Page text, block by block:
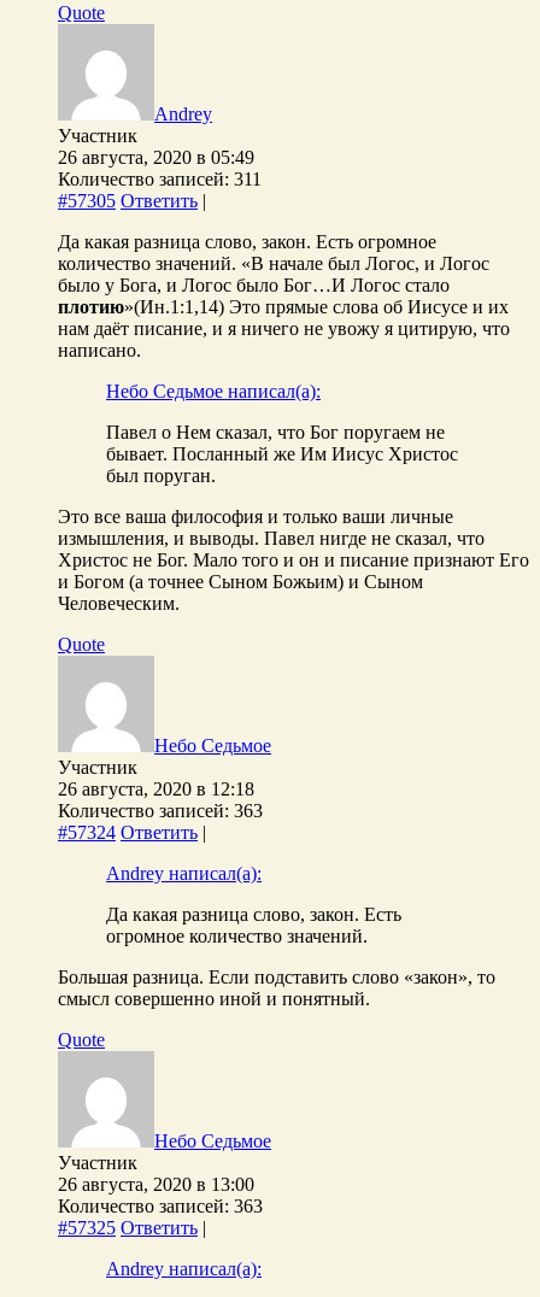
Quote
Andrey
Участник
26 августа, 2020 в 05:49
Количество записей: 311
#57305 Ответить |
Да какая разница слово, закон. Есть огромное
количество значений. «В начале был Логос, и Логос
было у Бога, и Логос было Бог…И Логос стало
плотию»(Ин.1:1,14) Это прямые слова об Иисусе и их
нам даёт писание, и я ничего не увожу я цитирую, что
написано.
Небо Седьмое написал(а):
Павел о Нем сказал, что Бог поругаем не
бывает. Посланный же Им Иисус Христос
был поруган.
Это все ваша философия и только ваши личные
измышления, и выводы. Павел нигде не сказал, что
Христос не Бог. Мало того и он и писание признают Его
и Богом (а точнее Сыном Божьим) и Сыном
Человеческим.
Quote
Небо Седьмое
Участник
26 августа, 2020 в 12:18
Количество записей: 363
#57324 Ответить |
Andrey написал(а):
Да какая разница слово, закон. Есть
огромное количество значений.
Большая разница. Если подставить слово «закон», то
смысл совершенно иной и понятный.
Quote
Небо Седьмое
Участник
26 августа, 2020 в 13:00
Количество записей: 363
#57325 Ответить |
Andrey написал(а):